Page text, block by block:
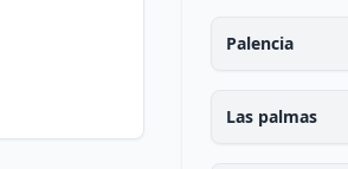
Palencia
Las palmas